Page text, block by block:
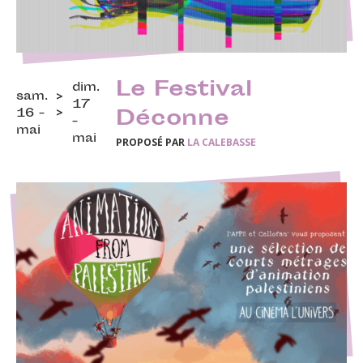
sam.
16 -
mai
dim.
17
-
mai
Le Festival
Déconne
PROPOSÉ PAR LA CALEBASSE